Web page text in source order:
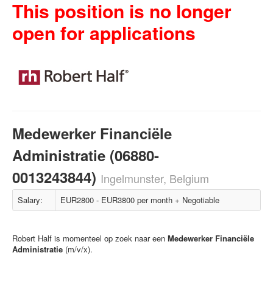
This position is no longer
open for applications
Medewerker Financiële
Administratie (06880-
0013243844) Ingelmunster, Belgium
Salary: EUR2800 - EUR3800 per month + Negotiable
Robert Half is momenteel op zoek naar een Medewerker Financiële
Administratie (m/v/x).